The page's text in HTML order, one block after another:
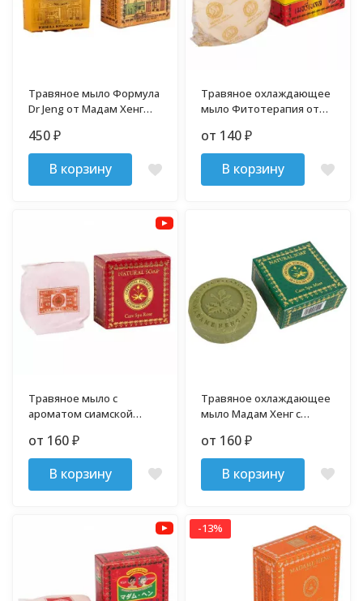
Травяное мыло Формула
Dr Jeng от Мадам Хенг
450₽
В корзину
Травяное охлаждающее
мыло Фитотерапия от
от 140₽
В корзину
Травяное мыло с
ароматом сиамской
от 160₽
В корзину
Травяное охлаждающее
мыло Мадам Хенг с
от 160₽
В корзину
-13%